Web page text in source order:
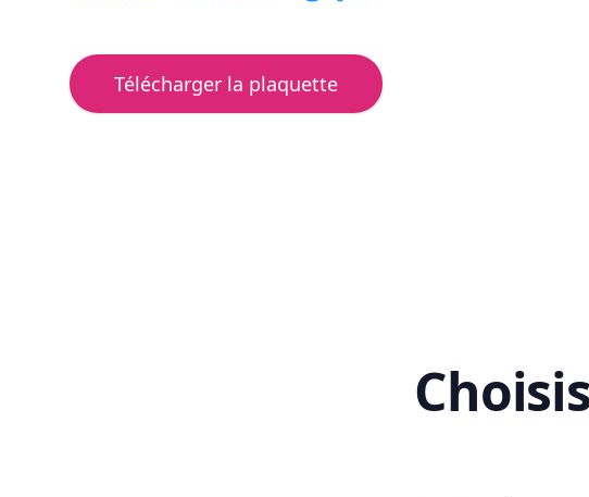
Télécharger la plaquette